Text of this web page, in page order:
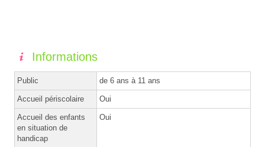
Informations
Public de 6 ans à 11 ans
Accueil périscolaire Oui
Accueil des enfants
en situation de
handicap
Oui